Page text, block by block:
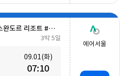
[나트랑 안심 자유여행] 스완도르 리조트 #올인크루시브+오션뷰+미니바 5일
3박 5일
09.01(화)
07:10
에어서울